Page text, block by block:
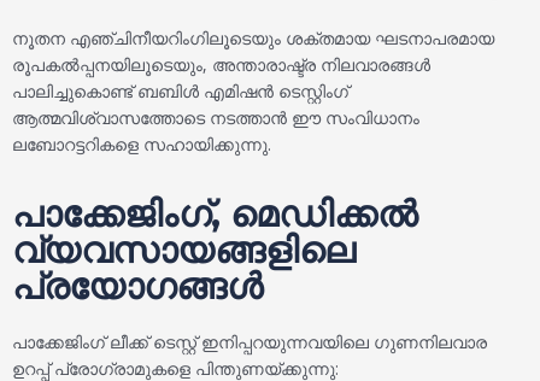
നൂതന എഞ്ചിനീയറിംഗിലൂടെയും ശക്തമായ ഘടനാപരമായ
രൂപകൽപ്പനയിലൂടെയും, അന്താരാഷ്ട്ര നിലവാരങ്ങൾ
പാലിച്ചുകൊണ്ട് ബബിൾ എമിഷൻ ടെസ്റ്റിംഗ്
ആത്മവിശ്വാസത്തോടെ നടത്താൻ ഈ സംവിധാനം
ലബോറട്ടറികളെ സഹായിക്കുന്നു.
പാക്കേജിംഗ്, മെഡിക്കൽ
വ്യവസായങ്ങളിലെ
പ്രയോഗങ്ങൾ
പാക്കേജിംഗ് ലീക്ക് ടെസ്റ്റ് ഇനിപ്പറയുന്നവയിലെ ഗുണനിലവാര
ഉറപ്പ് പ്രോഗ്രാമുകളെ പിന്തുണയ്ക്കുന്നു: